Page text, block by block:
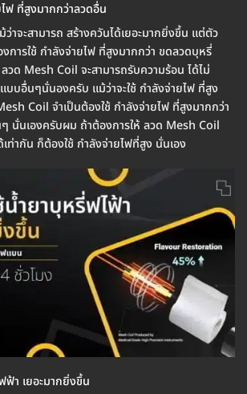
ฟ ที่สูงมากกว่าลวดอื่น
าจะสามารถ สร้างควันได้เยอะมากยิ่งขึ้น แต่ตัว
การใช้ กำลังจ่ายไฟ ที่สูงมากกว่า ขดลวดบุหรี่
วด Mesh Coil จะสามารถรับความร้อน ได้ไม่
บบอื่นๆนั่นองครับ แม้ว่าจะใช้ กำลังจ่ายไฟ ที่สูง
Coil จำเป็นต้องใช้ กำลังจ่ายไฟ ที่สูงมากกว่า
นั่นเองครับผม ถ้าต้องการให้ ลวด Mesh Coil
ท่ากัน ก็ต้องใช้ กำลังจ่ายไฟที่สูง นั่นเอง
ฟ้า เยอะมากยิ่งขึ้น